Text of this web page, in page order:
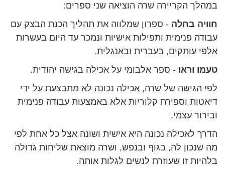
במהלך הקריירה שרה הוציאה שני ספרים:
חוויה בחלה - ספרון שמלווה את תהליך הכנת הבצק עם
עבודה פנימית ותפילות אישיות ונמכר עד היום בעשרות
אלפי עותקים, בעברית ובאנגלית.
טעמו וראו - ספר אלבומי על אכילה בגישה יהודית.
לפי הגישה של שרה, אכילה נכונה לא מתבצעת על ידי
דיאטות וספירת קלוריות אלא באמצעות עבודה פנימית
ובירור עצמי.
הדרך לאכילה נכונה היא אישית ושונה אצל כל אחת לפי
מה שנכון לה, בגוף ובנפש, ושרה מוצאת שליחות גדולה
בלהיות זו שעוזרת לנשים לגלות אותה.